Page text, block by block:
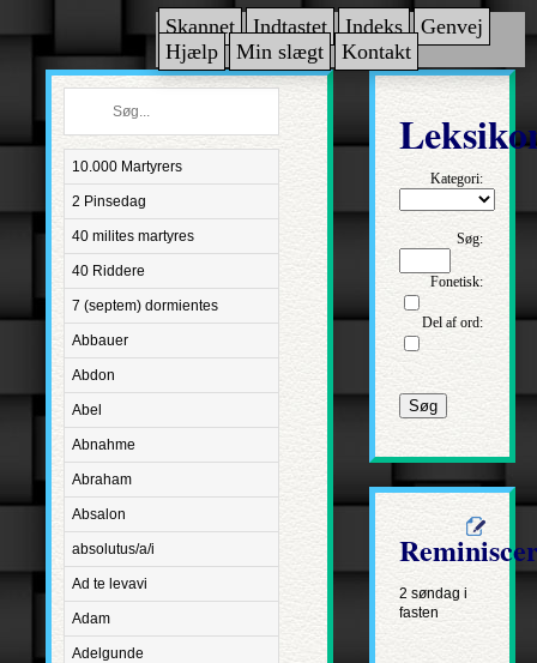
Skannet Indtastet Indeks
Genvej
Hjælp
Min slægt Kontakt
10.000 Martyrers
2 Pinsedag
40 milites martyres
40 Riddere
7 (septem) dormientes
Abbauer
Abdon
Abel
Abnahme
Abraham
Absalon
absolutus/a/i
Ad te levavi
Adam
Adelgunde
Kategori:
Søg:
Fonetisk:
Del af ord:
Søg
2 søndag i
fasten